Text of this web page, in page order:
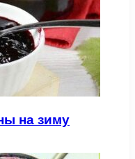
на зиму